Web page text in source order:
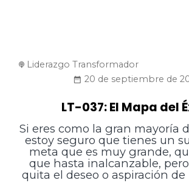
Liderazgo Transformador
20 de septiembre de
LT-037: El Mapa del
Si eres como la gran mayoría
estoy seguro que tienes un
meta que es muy grande,
que hasta inalcanzable,
quita el deseo o aspiración de